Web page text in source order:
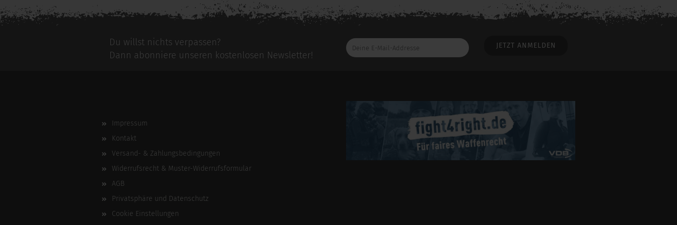
Du willst nichts verpassen?
Dann abonniere unseren kostenlosen Newsletter!
Deine
E-
Impressum
Kontakt
Versand- & Zahlungsbedingungen
Widerrufsrecht & Muster-Widerrufsformular
AGB
Privatsphäre und Datenschutz
Cookie Einstellungen